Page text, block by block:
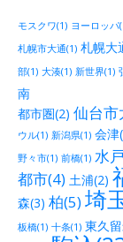
モスクワ(1) ヨーロッパ
札幌市大通(1) 札幌大
部(1) 大湊(1) 新世界(1)
南
都市圏(2) 仙台市
ウル(1) 新潟県(1) 会津
野々市(1) 前橋(1) 水
都市(4) 土浦(2)
森(3) 柏(5)埼
板橋(1) 十条(1) 東久